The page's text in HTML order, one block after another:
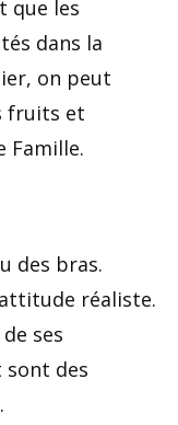
que les
dans la
on peut
fruits et
Famille.
des bras.
réaliste.
ses
sont des